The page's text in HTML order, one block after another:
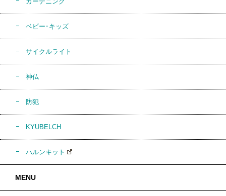
ベビー･キッズ
サイクルライト
神仏
防犯
KYUBELCH
ハルンキット
MENU